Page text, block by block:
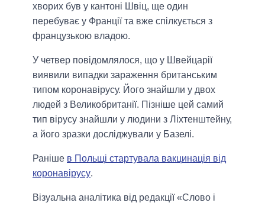
хворих був у кантоні Швіц, ще один
перебуває у Франції та вже спілкується з
французькою владою.
У четвер повідомлялося, що у Швейцарії
виявили випадки зараження британським
типом коронавірусу. Його знайшли у двох
людей з Великобританії. Пізніше цей самий
тип вірусу знайшли у людини з Ліхтенштейну,
а його зразки досліджували у Базелі.
Раніше в Польщі стартувала вакцинація від
коронавірусу.
Візуальна аналітика від редакції «Слово і